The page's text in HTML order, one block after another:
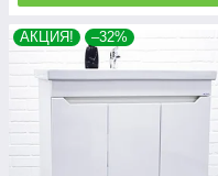
АКЦИЯ! –32%